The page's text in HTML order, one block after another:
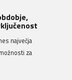
največja
za